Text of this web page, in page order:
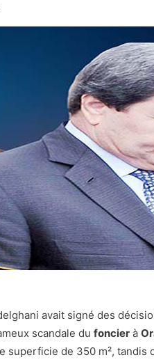
avait signé des
scandale du foncier à
superficie de 350 m², tandis